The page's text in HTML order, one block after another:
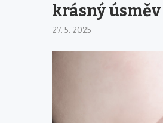
krásný úsměv
27. 5. 2025